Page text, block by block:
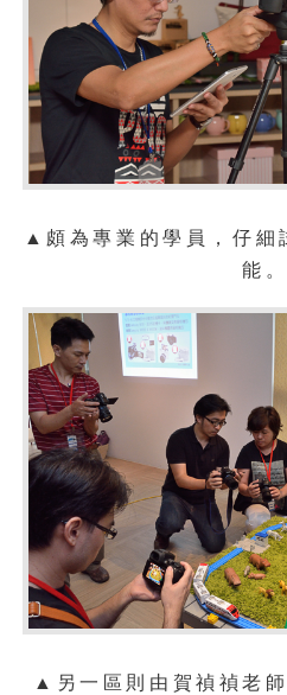
▲頗為專業的學員，仔細
能。
▲另一區則由賀禎禎老